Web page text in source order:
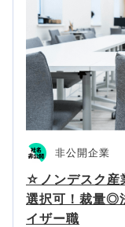
非公開企業
☆ノンデスク産
選択可！裁量◎
イザー職